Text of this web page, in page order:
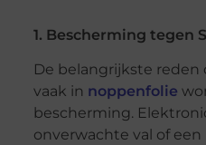
1. Bescherming tegen
De belangrijkste
vaak in noppenfolie
bescherming.
onverwachte val of een